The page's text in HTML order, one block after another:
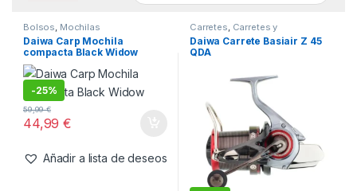
Bolsos Mochilas
Daiwa Carp Mochila
compacta Black Widow
-25%
44,99€
59,99€
Añadir a lista de deseos
Carretes Carretes y
Complementos
Daiwa Carrete Basiair Z 45
QDA